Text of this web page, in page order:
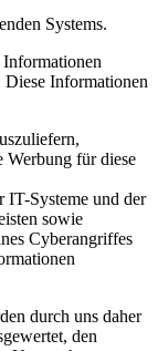
Systems.
Diese Informationen
Werbung für diese
IT-Systeme und der
sowie
Cyberangriffes
durch uns daher
den